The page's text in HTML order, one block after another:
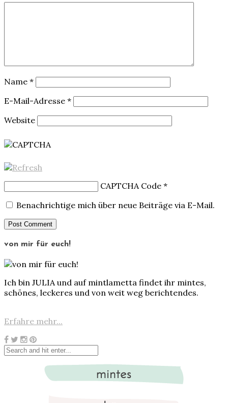
Name *
E-Mail-Adresse *
Website
CAPTCHA Code *
Benachrichtige mich über neue Beiträge via E-Mail.
von mir für euch!
Ich bin JULIA und auf mintlametta findet ihr mintes,
schönes, leckeres und von weit weg berichtendes.
Erfahre mehr...